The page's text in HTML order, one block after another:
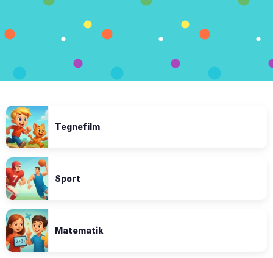
Tegnefilm
Sport
Matematik